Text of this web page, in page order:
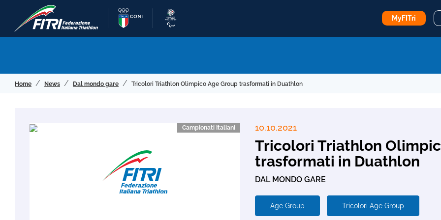
MyFITri
Home News Dal mondo gare Tricolori Triathlon Olimpico Age Group trasformati in Duathlon
Campionati Italiani 10.10.2021
Tricolori Triathlon
trasformati in Duathlon
DAL MONDO GARE
Age Group Tricolori Age Group